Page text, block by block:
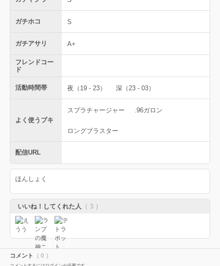
ガチホコ S
ガチアサリ A+
フレンドコー
ド
活動時間帯 夜（19 - 23） 深（23 - 03）
よく使うブキ
スプラチャージャー .96ガロン
ロングブラスター
配信URL
ほんしょく
いいね！してくれた人 （ 3 ）
コメント （ 0 ）